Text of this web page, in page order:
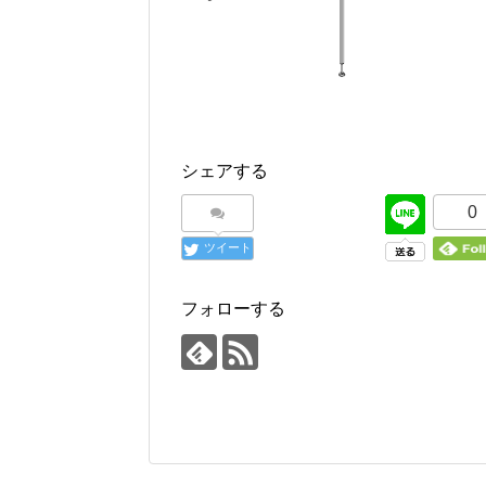
シェアする
ツイート
0
フォローする